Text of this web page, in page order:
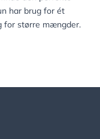
har brug for ét
for større mængder.